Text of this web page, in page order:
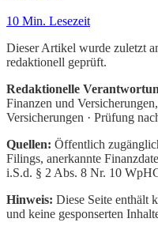
10 Min. Lesezeit
Dieser Artikel wurde zuletzt
redaktionell geprüft.
Redaktionelle
Finanzen und Versicherungen
Versicherungen · Prüfung
Quellen: Öffentlich
Filings, anerkannte
i.S.d. § 2 Abs. 8 Nr. 10
Hinweis: Diese Seite enthält
und keine gesponserten